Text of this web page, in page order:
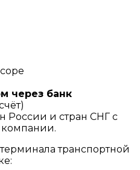
через банк
России и стран СНГ с
транспортной